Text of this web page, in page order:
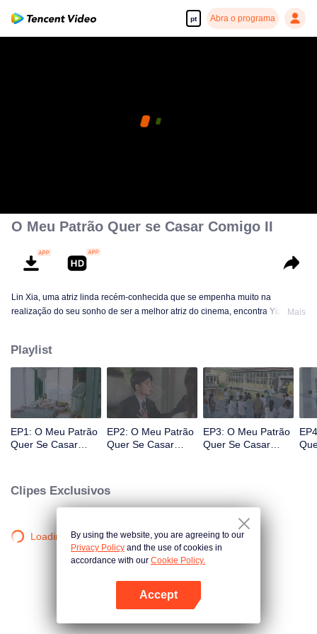
pt Abra o programa
Abra o programa
O Meu Patrão Quer se Casar Comigo II
Lin Xia, uma atriz linda recém-conhecida que se empenha muito na
realização do seu sonho de ser a melhor atriz do cinema, encontra Yizhou
os dois no centro da tempestade. Quer no encontro coincidente em que
parece terem-se conhecido, quer no encontro planeado pelos outros os dois
representam uma relação doce perante as diversas circunstâncias.
Mais
Playlist
EP1: O Meu Patrão
Quer Se Casar
EP2: O Meu Patrão
Quer Se Casar
EP3: O Meu Patrão
Quer Se Casar
Clipes Exclusivos
Loading…By using the website, you are agreeing to our
Privacy Policy and the use of cookies in
accordance with our Cookie Policy.
Accept